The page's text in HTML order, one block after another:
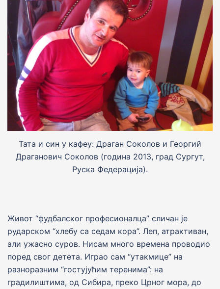
Тата и син у кафеу: Драган Соколов и Георгий
Драганович Соколов (година 2013, град Сургут,
Руска Федерациjа).
Живот “фудбалског професионалца” сличан је
рударском “хлебу са седам кора”. Леп, атрактиван,
али ужасно суров. Нисам много времена проводио
поред свог детета. Играо сам “утакмице” на
разноразним “гостујућим теренима”: на
градилиштима, од Сибира, преко Црног мора, до